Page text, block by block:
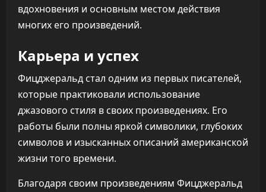
вдохновения и основным местом действия
многих его произведений.
Карьера и успех
Фицджеральд стал одним из первых писателей,
которые практиковали использование
джазового стиля в своих произведениях. Его
работы были полны яркой символики, глубоких
символов и изысканных описаний американской
жизни того времени.
Благодаря своим произведениям Фицджеральд